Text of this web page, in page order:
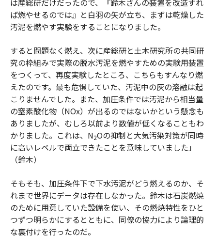
は産総研だけだったので、『鈴木さんの装置を改造すれ
ば燃やせるのでは』と白羽の矢が立ち、まずは乾燥した
汚泥を燃やす実験をすることになりました。
すると問題なく燃え、次に産総研と土木研究所の共同研
究の枠組みで実際の脱水汚泥を燃やすための実験用装置
をつくって、再度実験したところ、こちらもすんなり燃
えたのです。最も危惧していた、汚泥中の灰の溶融は起
こりませんでした。また、加圧条件では汚泥から相当量
の窒素酸化物（NOx）が出るのではないかという懸念も
ありましたが、むしろ以前より数値が低くなることもわ
かりました。これは、N2Oの抑制と大気汚染対策が同時
に高いレベルで両立できたことを意味していました」
（鈴木）
そもそも、加圧条件下で下水汚泥がどう燃えるのか、そ
れまで世界にデータは存在しなかった。鈴木は石炭燃焼
のために用意していた設備を使い、その燃焼特性をひと
つずつ明らかにするとともに、同僚の協力により論理的
な裏付けを行ったのだ。